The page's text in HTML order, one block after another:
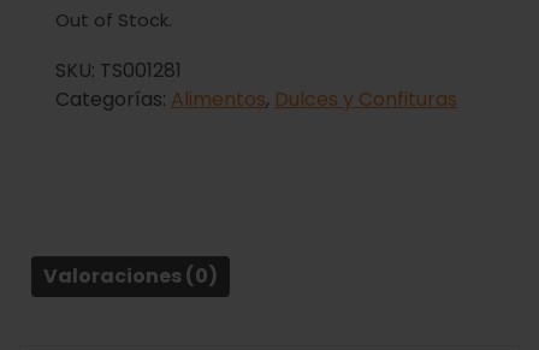
Out of Stock.
SKU: TS001281
Categorías: Alimentos, Dulces y Confituras
Valoraciones (0)